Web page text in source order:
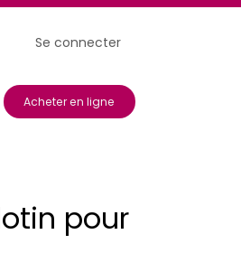
Se connecter
Acheter en ligne
pour